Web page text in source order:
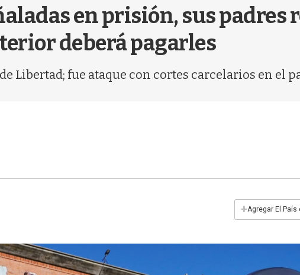
en prisión, sus padres
deberá pagarles
Libertad; fue ataque con cortes carcelarios en el
+Agregar El País